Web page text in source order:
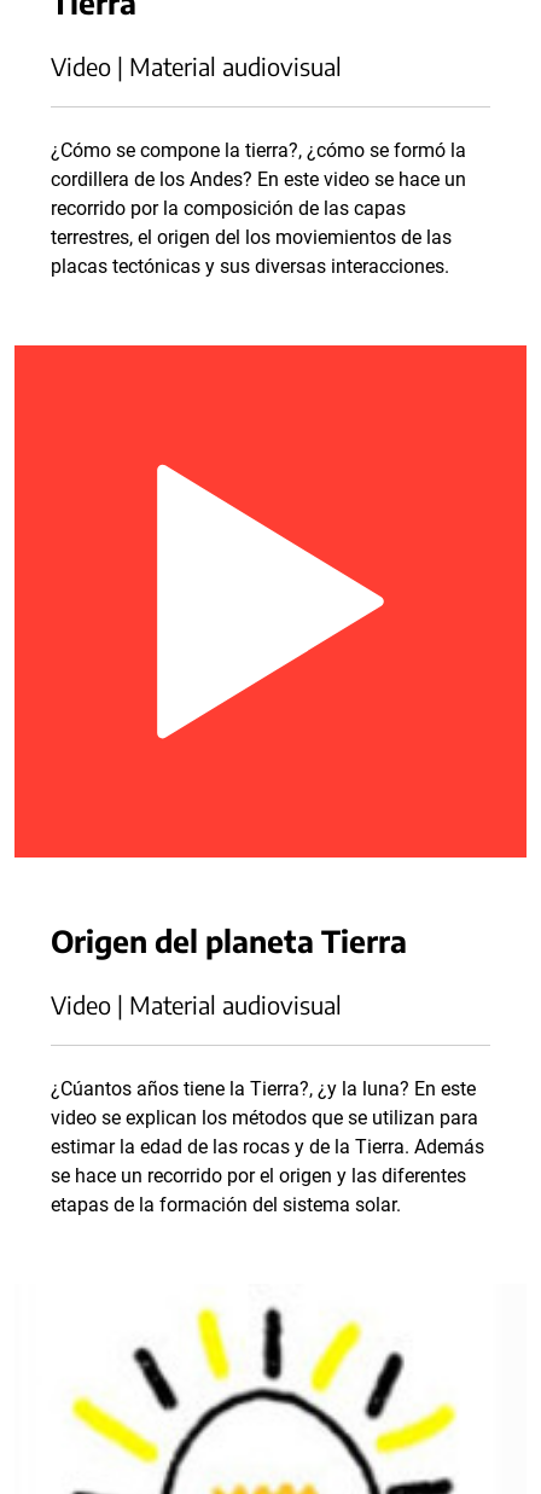
Video | Material audiovisual
¿Cómo se compone la tierra?, ¿cómo se formó la
cordillera de los Andes? En este video se hace un
recorrido por la composición de las capas
terrestres, el origen del los moviemientos de las
placas tectónicas y sus diversas interacciones.
Origen del planeta Tierra
Video | Material audiovisual
¿Cúantos años tiene la Tierra?, ¿y la luna? En este
video se explican los métodos que se utilizan para
estimar la edad de las rocas y de la Tierra. Además
se hace un recorrido por el origen y las diferentes
etapas de la formación del sistema solar.